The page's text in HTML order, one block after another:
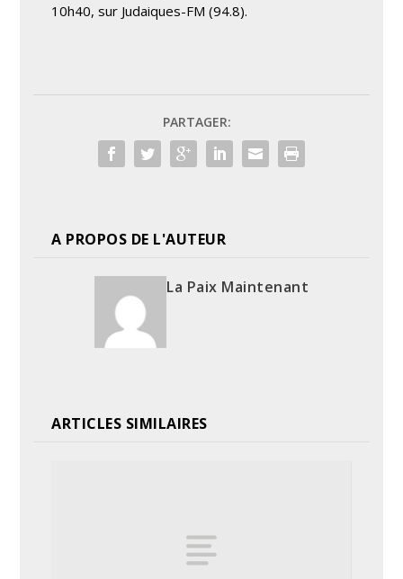
10h40, sur Judaiques-FM (94.8).
PARTAGER:
A PROPOS DE L'AUTEUR
La Paix Maintenant
ARTICLES SIMILAIRES